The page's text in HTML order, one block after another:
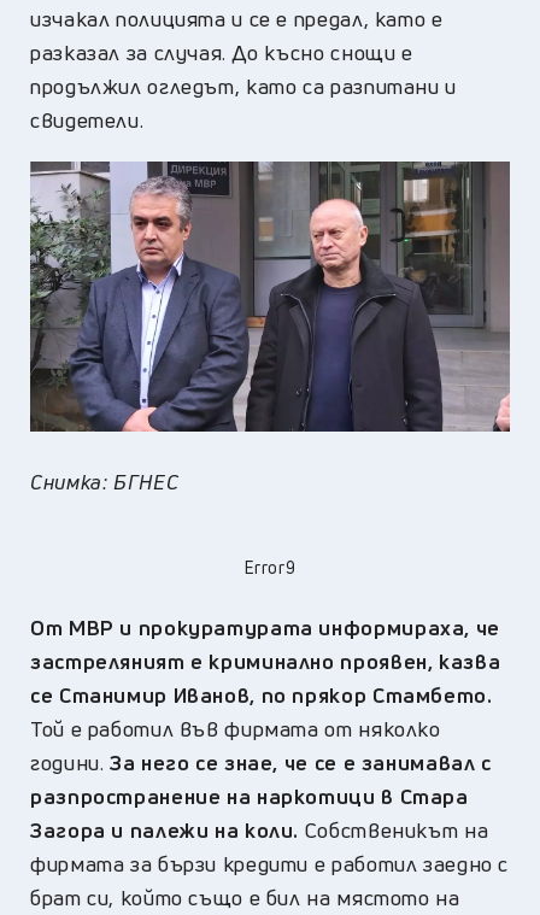
изчакал полицията и се е предал, като е
разказал за случая. До късно снощи е
продължил огледът, като са разпитани и
свидетели.
Снимка: БГНЕС
Error9
От МВР и прокуратурата информираха, че
застреляният е криминално проявен, казва
се Станимир Иванов, по прякор Стамбето.
Той е работил във фирмата от няколко
години.За него се знае, че се е занимавал с
разпространение на наркотици в Стара
Загора и палежи на коли. Собственикът на
фирмата за бързи кредити е работил заедно с
брат си, който също е бил на мястото на